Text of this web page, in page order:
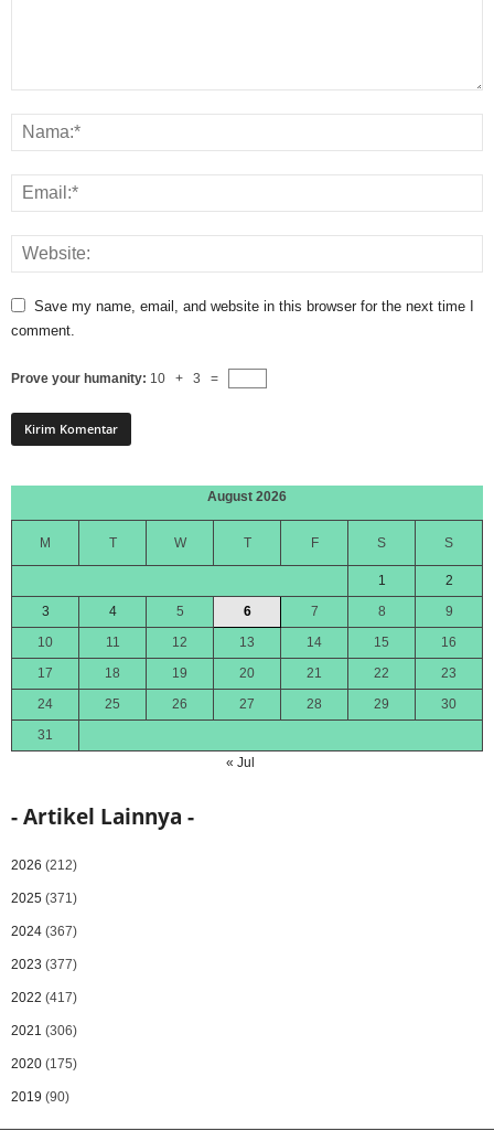
Save my name, email, and website in this browser for the next time I
comment.
Prove your humanity: 10 + 3 =
August 2026
M T W T F S S
1
2
3
4 5 6 7 8
9
10
11 12 13 14 15
16
17
18 19 20 21 22
23
24
25 26 27 28 29
30
31
« Jul
- Artikel Lainnya -
2026 (212)
2025 (371)
2024 (367)
2023 (377)
2022 (417)
2021 (306)
2020 (175)
2019 (90)